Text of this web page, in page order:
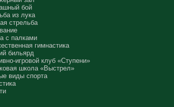
бой
из лука
стрельба
с палками
гимнастика
бильярд
игровой клуб «Ступени»
школа «Выстрел»
виды спорта